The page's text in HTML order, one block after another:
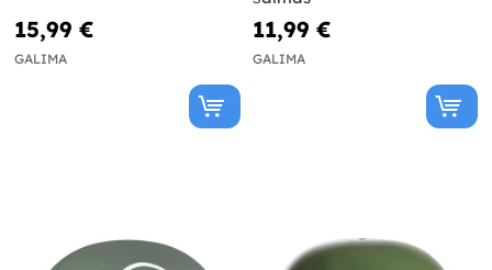
15,99 €
GALIMA
11,99 €
GALIMA